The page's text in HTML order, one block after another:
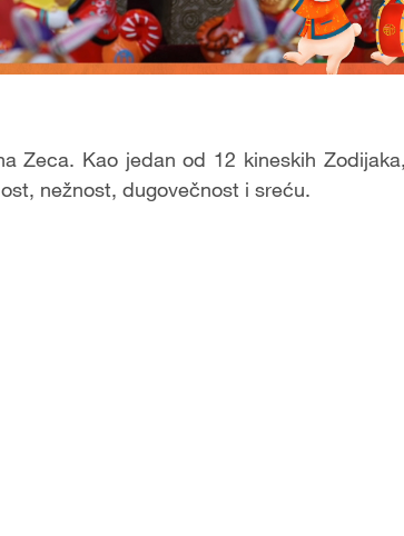
Zeca. Kao jedan od 12 kineskih
nežnost, dugovečnost i sreću.